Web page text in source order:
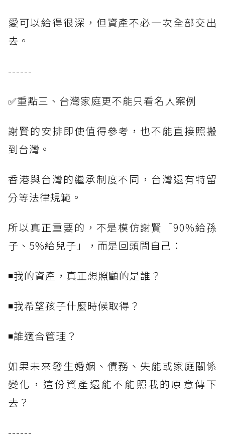
愛可以給得很深，但資產不必一次全部交出
去。
------
✅重點三、台灣家庭更不能只看名人案例
謝賢的安排即使值得參考，也不能直接照搬
到台灣。
香港與台灣的繼承制度不同，台灣還有特留
分等法律規範。
所以真正重要的，不是模仿謝賢「90%給孫
子、5%給兒子」，而是回頭問自己：
◾我的資產，真正想照顧的是誰？
◾我希望孩子什麼時候取得？
◾誰適合管理？
如果未來發生婚姻、債務、失能或家庭關係
變化，這份資產還能不能照我的原意傳下
去？
------